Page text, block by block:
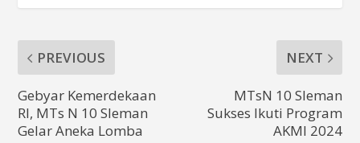
PREVIOUS
Gebyar Kemerdekaan
RI, MTs N 10 Sleman
Gelar Aneka Lomba
NEXT
MTsN 10 Sleman
Sukses Ikuti Program
AKMI 2024